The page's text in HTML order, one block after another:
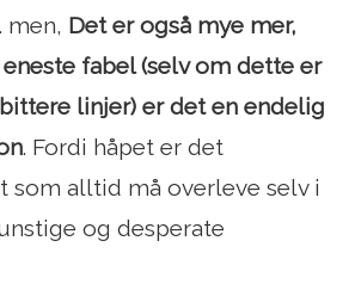
men, Det er også mye mer,
fabel (selv om dette er
linjer) er det en endelig
. Fordi håpet er det
som alltid må overleve selv i
og desperate